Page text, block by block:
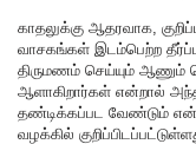
காதலுக்கு ஆதரவாக,
வாசகங்கள் இடம்பெற்ற
திருமணம் செய்யும் ஆணும்
ஆளாகிறார்கள் என்றால்
தண்டிக்கப்பட வேண்டும்
வழக்கில்